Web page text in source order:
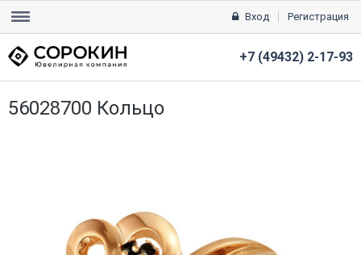
Вход Регистрация
+7 (49432) 2-17-93
56028700 Кольцо